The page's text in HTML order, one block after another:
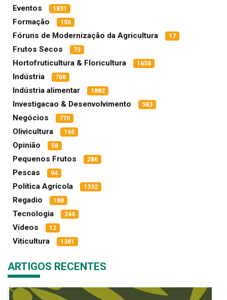
Eventos 1831
Formação 156
Fóruns de Modernização da Agricultura 17
Frutos Secos 73
Hortofruticultura & Floricultura 1658
Indústria 708
Indústria alimentar 1882
Investigacao & Desenvolvimento 583
Negócios 770
Olivicultura 165
Opinião 58
Pequenos Frutos 286
Pescas 94
Política Agrícola 1332
Regadio 188
Tecnologia 244
Vídeos 12
Viticultura 1381
ARTIGOS RECENTES